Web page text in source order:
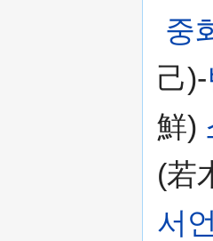
중
己)-
鮮)
(若
서